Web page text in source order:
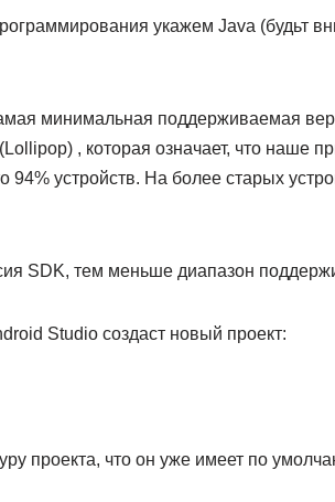
укажем Java (будьт
минимальная поддерживаемая
, которая означает, что наше
94% устройств. На более старых
SDK, тем меньше диапазон
Studio создаст новый проект:
проекта, что он уже имеет по